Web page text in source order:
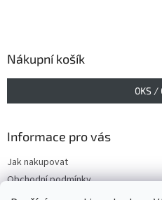
Nákupní košík
0KS /
Informace pro vás
Jak nakupovat
Obchodní podmínky